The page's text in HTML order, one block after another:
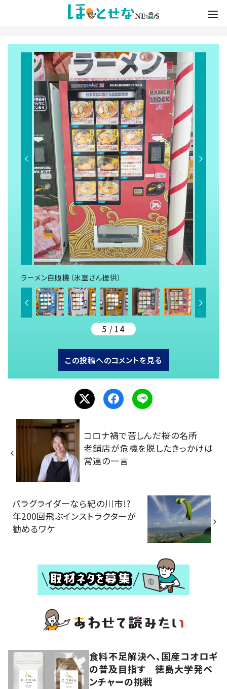
ラーメン自販機（氷室さん提供）
5 / 14
この投稿へのコメントを見る
コロナ禍で苦しんだ桜の名所
老舗店が危機を脱したきっかけは
常連の一言
パラグライダーなら紀の川市!?
年200回飛ぶインストラクターが
勧めるワケ
食料不足解決へ、国産コオロギ
の普及目指す 徳島大学発ベ
ンチャーの挑戦